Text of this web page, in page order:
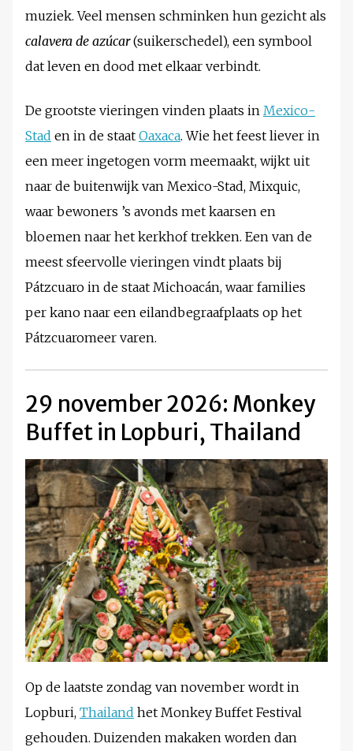
muziek. Veel mensen schminken hun gezicht als
calavera de azúcar(suikerschedel), een symbool
dat leven en dood met elkaar verbindt.
De grootste vieringen vinden plaats in Mexico-
Stad en in de staat Oaxaca. Wie het feest liever in
een meer ingetogen vorm meemaakt, wijkt uit
naar de buitenwijk van Mexico-Stad, Mixquic,
waar bewoners ’s avonds met kaarsen en
bloemen naar het kerkhof trekken. Een van de
meest sfeervolle vieringen vindt plaats bij
Pátzcuaro in de staat Michoacán, waar families
per kano naar een eilandbegraafplaats op het
Pátzcuaromeer varen.
29 november 2026: Monkey
Buffet in Lopburi, Thailand
Op de laatste zondag van november wordt in
Lopburi, Thailand het Monkey Buffet Festival
gehouden. Duizenden makaken worden dan